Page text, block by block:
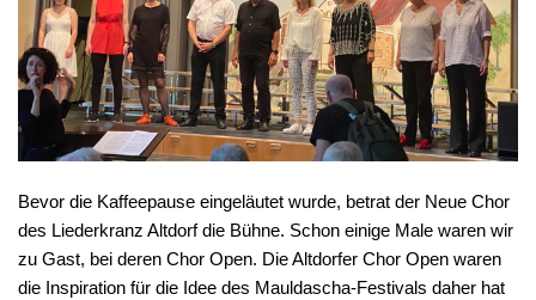
Bevor die Kaffeepause eingeläutet wurde, betrat der Neue Chor
des Liederkranz Altdorf die Bühne. Schon einige Male waren wir
zu Gast, bei deren Chor Open. Die Altdorfer Chor Open waren
die Inspiration für die Idee des Mauldascha-Festivals daher hat